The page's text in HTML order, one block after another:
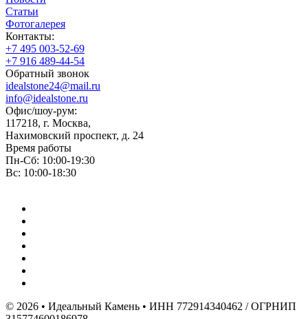
Статьи
Фотогалерея
Контакты:
+7 495 003-52-69
+7 916 489-44-54
Обратный звонок
idealstone24@mail.ru
info@idealstone.ru
Офис/шоу-рум:
117218, г. Москва,
Нахимовский проспект, д. 24
Время работы
Пн-Сб: 10:00-19:30
Вс: 10:00-18:30
© 2026 • Идеальный Камень • ИНН 772914340462 / ОГРНИП